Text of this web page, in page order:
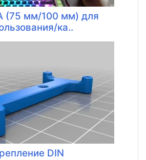
(75 мм/100 мм) для
ка..
DIN